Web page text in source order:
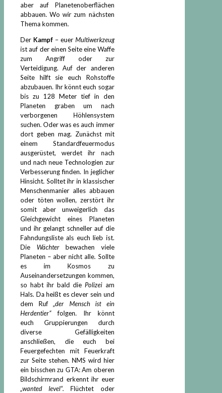
aber auf Planetenoberflächen
abbauen. Wo wir zum nächsten
Thema kommen.
Der Kampf– euer Multiwerkzeug
ist auf der einen Seite eine Waffe
zum Angriff oder zur
Verteidigung. Auf der anderen
Seite hilft sie euch Rohstoffe
abzubauen. Ihr könnt euch sogar
bis zu 128 Meter tief in den
Planeten graben um nach
verborgenen Höhlensystem
suchen. Oder was es auch immer
dort geben mag. Zunächst mit
einem Standardfeuermodus
ausgerüstet, werdet ihr nach
und nach neue Technologien zur
Verbesserung finden. In jeglicher
Hinsicht. Solltet ihr in klassischer
Menschenmanier alles abbauen
oder töten wollen, zerstört ihr
somit aber unweigerlich das
Gleichgewicht eines Planeten
und ihr gelangt schneller auf die
Fahndungsliste als euch lieb ist.
Die Wächterbewachen viele
Planeten – aber nicht alle. Sollte
es im Kosmos zu
Auseinandersetzungen kommen,
so habt ihr bald diePolizei am
Hals. Da heißt es clever sein und
dem Ruf „der Mensch ist ein
Herdentier“folgen. Ihr könnt
euch Gruppierungen durch
diverse Gefälligkeiten
anschließen, die euch bei
Feuergefechten mit Feuerkraft
zur Seite stehen. NMS wird hier
ein bisschen zu GTA: Am oberen
Bildschirmrand erkennt ihr euer
„wanted level“. Flüchtet oder